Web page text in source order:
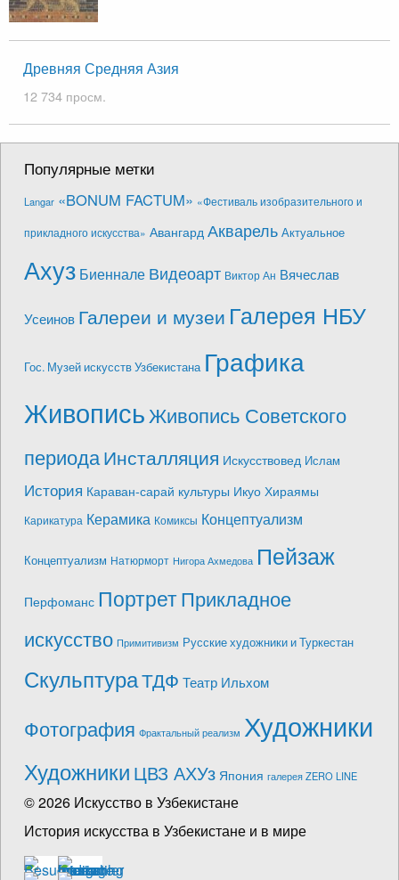
Древняя Средняя Азия
12 734 просм.
Популярные метки
Langar «BONUM FACTUM» «Фестиваль изобразительного и
прикладного искусства» Авангард Акварель Актуальное
Ахуз Биеннале Видеоарт Виктор Ан Вячеслав
Усеинов Галереи и музеи Галерея НБУ
Гос. Музей искусств Узбекистана Графика
ЖивописьЖивопись Советского
периодаИнсталляция Искусствовед Ислам
История Караван-сарай культуры Икуо Хираямы
Карикатура Керамика Комиксы Концептуализм
Концептуализм Натюрморт Нигора Ахмедова Пейзаж
Перфоманс ПортретПрикладное
искусство Примитивизм Русские художники и Туркестан
СкульптураТДФ Театр Ильхом
Фотография Фрактальный реализм Художники
Художники ЦВЗ АХУз Япония галерея ZERO LINE
© 2026 Искусство в Узбекистане
История искусства в Узбекистане и в мире